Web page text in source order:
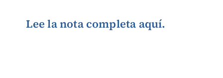
Lee la nota completa aquí.